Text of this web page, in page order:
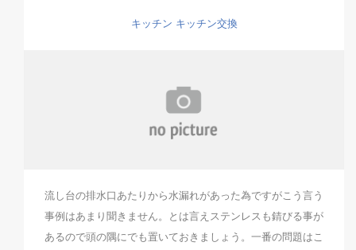
キッチン キッチン交換
流し台の排水口あたりから水漏れがあった為ですがこう言う
事例はあまり聞きません。とは言えステンレスも錆びる事が
あるので頭の隅にでも置いておきましょう。一番の問題はこ